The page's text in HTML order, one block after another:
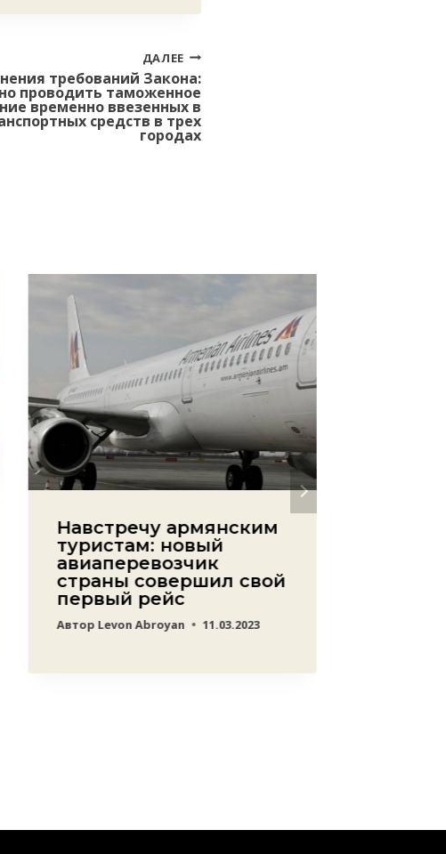
ДАЛЕЕ
требований Закона:
проводить таможенное
временно ввезенных в
средств в трех
городах
Навстречу армянским
туристам: новый
авиаперевозчик
страны совершил свой
первый рейс
Автор Levon Abroyan 11.03.2023